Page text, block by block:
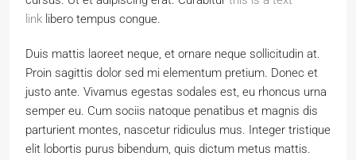
link libero tempus congue.
Duis mattis laoreet neque, et ornare neque sollicitudin at.
Proin sagittis dolor sed mi elementum pretium. Donec et
justo ante. Vivamus egestas sodales est, eu rhoncus urna
semper eu. Cum sociis natoque penatibus et magnis dis
parturient montes, nascetur ridiculus mus. Integer tristique
elit lobortis purus bibendum, quis dictum metus mattis.